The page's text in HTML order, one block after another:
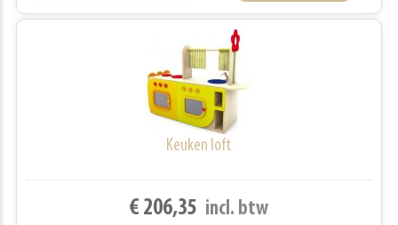
Keuken loft
€ 206,35 incl. btw